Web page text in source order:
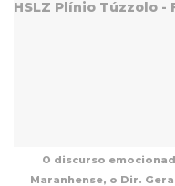
O discurso
Maranhense, o Dir.